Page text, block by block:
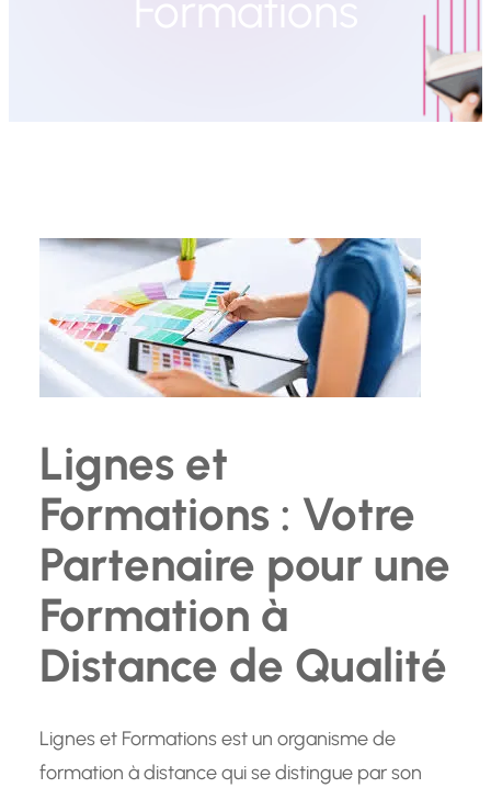
Lignes et
Formations : Votre
Partenaire pour une
Formation à
Distance de Qualité
Lignes et Formations est un organisme de
formation à distance qui se distingue par son